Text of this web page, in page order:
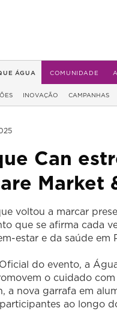
ÁGUA COMUNIDADE
INOVAÇÃO CAMPANHAS
Can
Market
voltou a marcar
que se afirma cada
estar e da saúde em
do evento, a
o cuidado
a nova garrafa em
ao longo